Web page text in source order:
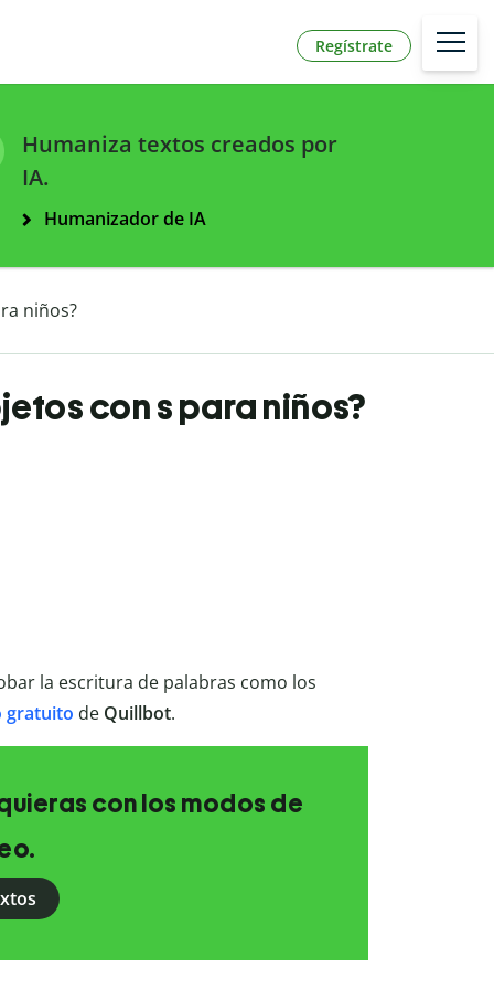
Regístrate
Humaniza textos creados por
IA.
Humanizador de IA
niños?
con s para niños?
la escritura de palabras como los
gratuito de Quillbot.
con los modos de